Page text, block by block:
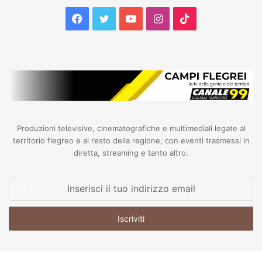
Facebook
TwitterYouTubeInstagram
Produzioni televisive, cinematografiche e multimediali legate al
territorio flegreo e al resto della regione, con eventi trasmessi in
diretta, streaming e tanto altro.
tuo
email